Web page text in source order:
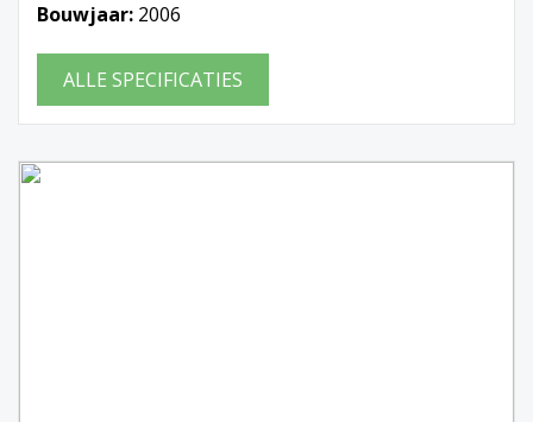
Bouwjaar: 2006
ALLE SPECIFICATIES